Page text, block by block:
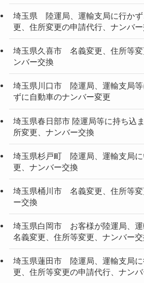
埼玉県 陸運局、運輸支局に行かず
更、住所変更の申請代行、ナンバ
埼玉県久喜市 名義変更、住所等変
ンバー交換
埼玉県川口市 陸運局、運輸支局等
ずに自動車のナンバー変更
埼玉県春日部市 陸運局等に持ち込
所変更、ナンバー交換
埼玉県杉戸町 陸運局、運輸支局に
更、ナンバー交換
埼玉県桶川市 名義変更、住所等変
ー交換
埼玉県白岡市 お客様が陸運局、運
名義変更、住所等変更、ナンバー
埼玉県蓮田市 陸運局、運輸支局に
更、住所等変更の申請代行、ナン